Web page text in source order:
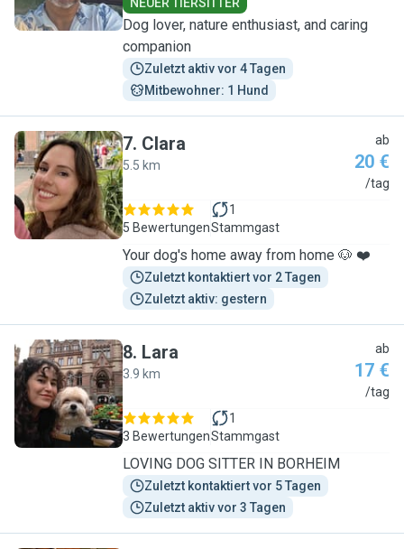
Dog lover, nature enthusiast, and caring
companion
Zuletzt aktiv vor 4 Tagen
Mitbewohner: 1 Hund
C
7. Clara
5.5 km
ab
20 €
/tag
5 Bewertungen
1
Stammgast
Your dog's home away from home 🐶 ❤️
Zuletzt kontaktiert vor 2 Tagen
Zuletzt aktiv: gestern
L
8. Lara
3.9 km
ab
17 €
/tag
3 Bewertungen
1
Stammgast
LOVING DOG SITTER IN BORHEIM
Zuletzt kontaktiert vor 5 Tagen
Zuletzt aktiv vor 3 Tagen